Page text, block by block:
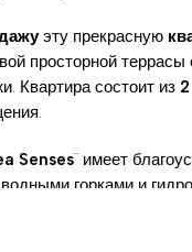
эту прекрасную
просторной террасы
Квартира состоит из
Senses¨ имеет
горками и
домиком, пинг-